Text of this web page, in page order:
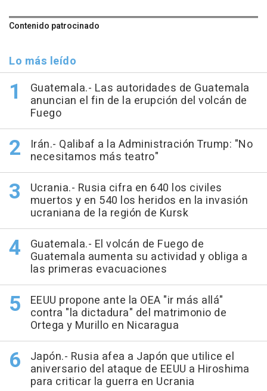
Contenido patrocinado
Lo más leído
Guatemala.- Las autoridades de Guatemala
anuncian el fin de la erupción del volcán de
Fuego
Irán.- Qalibaf a la Administración Trump: "No
necesitamos más teatro"
Ucrania.- Rusia cifra en 640 los civiles
muertos y en 540 los heridos en la invasión
ucraniana de la región de Kursk
Guatemala.- El volcán de Fuego de
Guatemala aumenta su actividad y obliga a
las primeras evacuaciones
EEUU propone ante la OEA "ir más allá"
contra "la dictadura" del matrimonio de
Ortega y Murillo en Nicaragua
Japón.- Rusia afea a Japón que utilice el
aniversario del ataque de EEUU a Hiroshima
para criticar la guerra en Ucrania